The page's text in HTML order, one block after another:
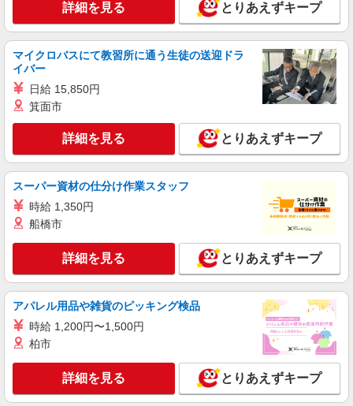
詳細を見る とりあえずキープ
マイクロバスにて教習所に通う生徒の送迎ドラ
イバー
日給 15,850円
箕面市
詳細を見る とりあえずキープ
スーパー資材の仕分け作業スタッフ
時給 1,350円
船橋市
詳細を見る とりあえずキープ
アパレル用品や雑貨のピッキング検品
時給 1,200円〜1,500円
柏市
詳細を見る とりあえずキープ